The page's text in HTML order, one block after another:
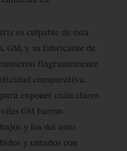
es culpable de esta
GM, y su fabricante de
flagrantemente
comparativa.
exponer cuán claros
GM fueron
y los del auto
y untados con